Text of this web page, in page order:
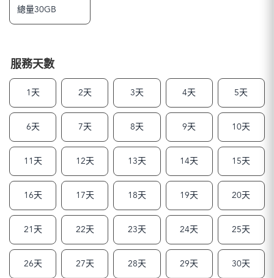
總量30GB
服務天數
1天 2天 3天 4天 5天
6天 7天 8天 9天 10天
11天 12天 13天 14天 15天
16天 17天 18天 19天 20天
21天 22天 23天 24天 25天
26天 27天 28天 29天 30天